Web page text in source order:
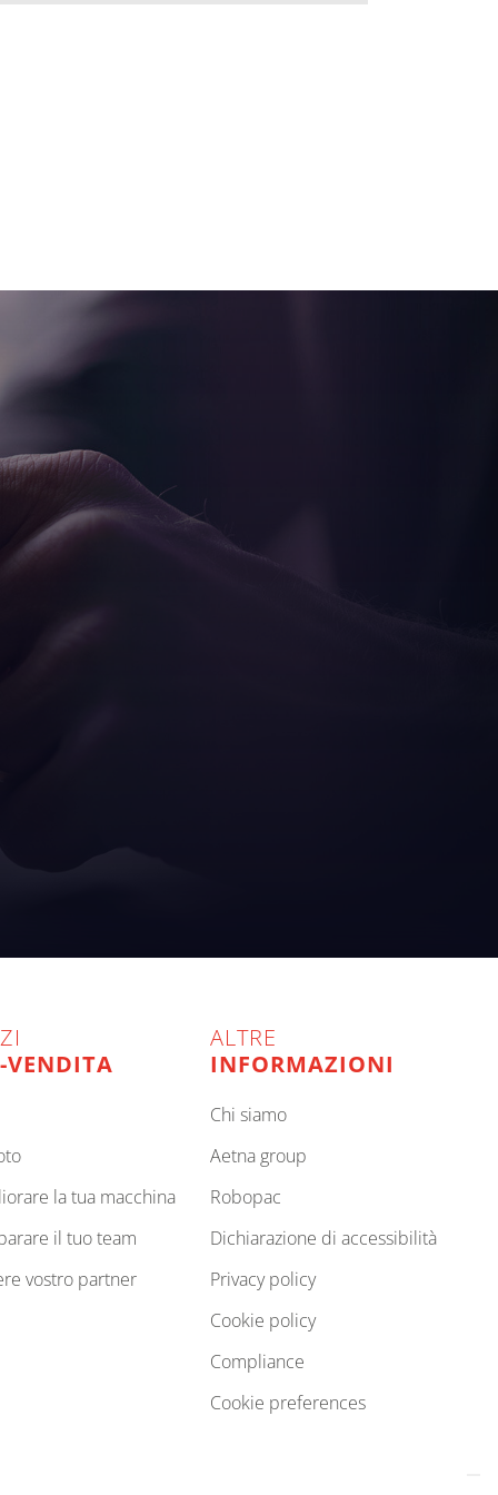
VENDITA
la tua macchina
il tuo team
vostro partner
ALTRE
INFORMAZIONI
chi siamo
aetna group
robopac
dichiarazione di accessibilità
privacy policy
cookie policy
compliance
cookie preferences